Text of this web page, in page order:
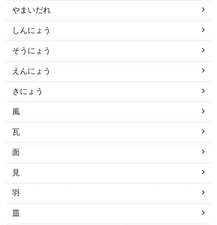
やまいだれ
しんにょう
そうにょう
えんにょう
きにょう
風
瓦
面
見
羽
皿